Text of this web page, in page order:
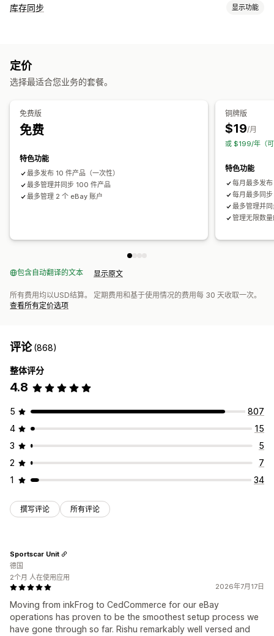
产品页面管理
订单管理
多地点发货
批量订单 订单批准
库存同步 显示功能
自动
库存提醒
实时状态
详细日志
定价
选择最适合您业务的套餐。
免费版
免费
特色功能
最多发布 10 件产品（一次性）
最多管理并同步 100 件产品
最多管理 2 个 eBay 账户
铜牌版
$19/月
或 $199/年（
特色功能
每月最多发
每月最多同
最多管理并
管理无限数
包含自动翻译的文本 显示原文
所有费用均以USD结算。 定期费用和基于使用情况的费用每 30 天收取一次。
查看所有定价选项
评论(868)
整体评分
4.8
5
807
4
15
3
5
2
7
1
34
撰写评论 所有评论
2026年7月17日
Moving from inkFrog to CedCommerce for our eBay
operations has proven to be the smoothest setup process we
have gone through so far. Rishu remarkably well versed and
Sportscar Unit
德国
2个月 人在使用应用